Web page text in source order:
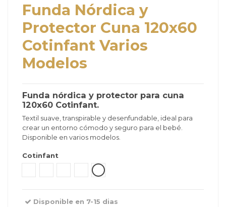
Funda Nórdica y
Protector Cuna 120x60
Cotinfant Varios
Modelos
Funda nórdica y protector para cuna
120x60 Cotinfant.
Textil suave, transpirable y desenfundable, ideal para
crear un entorno cómodo y seguro para el bebé.
Disponible en varios modelos.
Cotinfant
Sena Verde Menta
Sena Blanco Arena
Silva Camel
Disponible en 7-15 dias